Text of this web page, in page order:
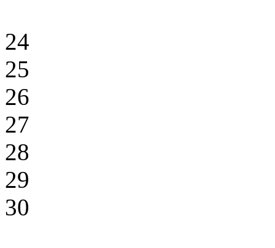
24
25
26
27
28
29
30